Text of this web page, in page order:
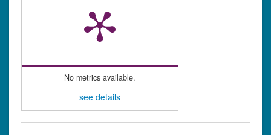
No metrics available.
see details